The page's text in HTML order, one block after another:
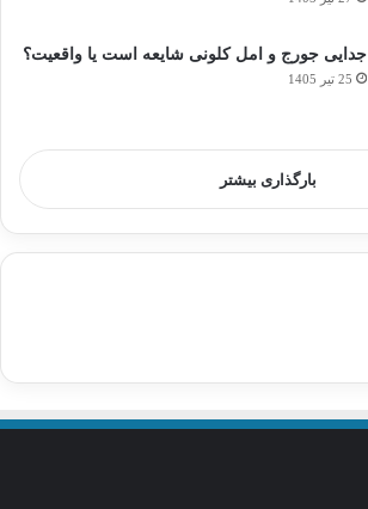
جدایی جورج و امل کلونی شایعه است یا واقعیت؟
25 تیر 1405
بارگذاری بیشتر